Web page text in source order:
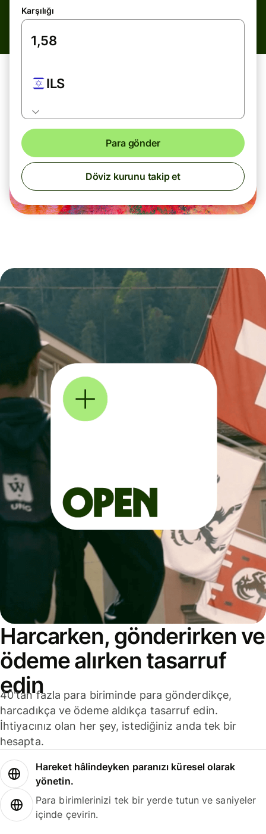
Karşılığı
ILS
Para gönder
Döviz kurunu takip et
Harcarken, gönderirken ve
ödeme alırken tasarruf
edin
40'tan fazla para biriminde para gönderdikçe,
harcadıkça ve ödeme aldıkça tasarruf edin.
İhtiyacınız olan her şey, istediğiniz anda tek bir
hesapta.
Hareket hâlindeyken paranızı küresel olarak
yönetin.
Para birimlerinizi tek bir yerde tutun ve saniyeler
içinde çevirin.